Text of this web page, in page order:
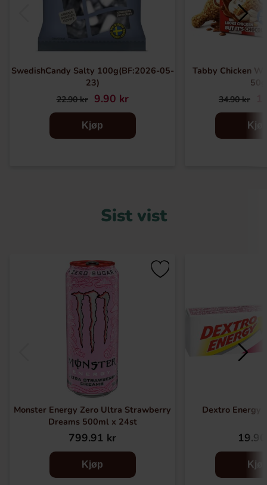
SwedishCandy Salty 100g(BF:2026-05-
23)
22.90 kr 9.90 kr
Kjøp
Tabby Chicken
50g
34.90 kr
Sist vist
Monster Energy Zero Ultra Strawberry
Dreams 500ml x 24st
799.91 kr
Kjøp
Dextro Energy